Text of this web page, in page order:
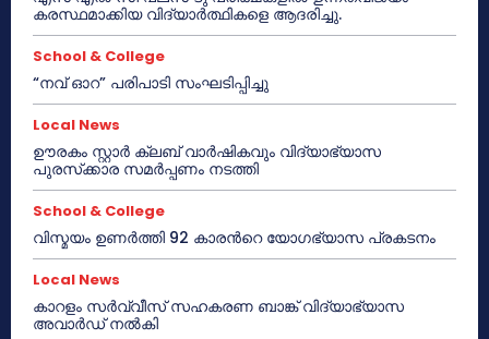
കരസ്ഥമാക്കിയ വിദ്യാർത്ഥികളെ ആദരിച്ചു.
School & College
“നവ് ഓറ” പരിപാടി സംഘടിപ്പിച്ചു
Local News
ഊരകം സ്റ്റാർ ക്ലബ് വാർഷികവും വിദ്യാഭ്യാസ
പുരസ്‌ക്കാര സമർപ്പണം നടത്തി
School & College
വിസ്മയം ഉണർത്തി 92 കാരൻറെ യോഗഭ്യാസ പ്രകടനം
Local News
കാറളം സർവ്വീസ് സഹകരണ ബാങ്ക് വിദ്യാഭ്യാസ
അവാർഡ് നൽകി